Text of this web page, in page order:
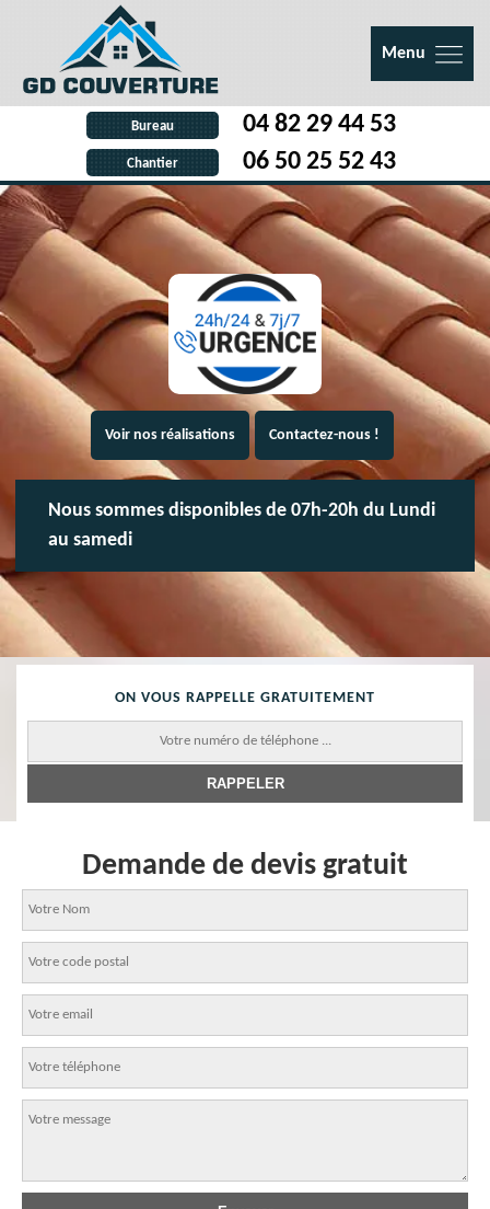
Menu
Bureau 04 82 29 44 53
Chantier 06 50 25 52 43
Voir nos réalisations Contactez-nous !
Nous sommes disponibles de 07h-20h du Lundi
au samedi
ON VOUS RAPPELLE GRATUITEMENT
Demande de devis gratuit